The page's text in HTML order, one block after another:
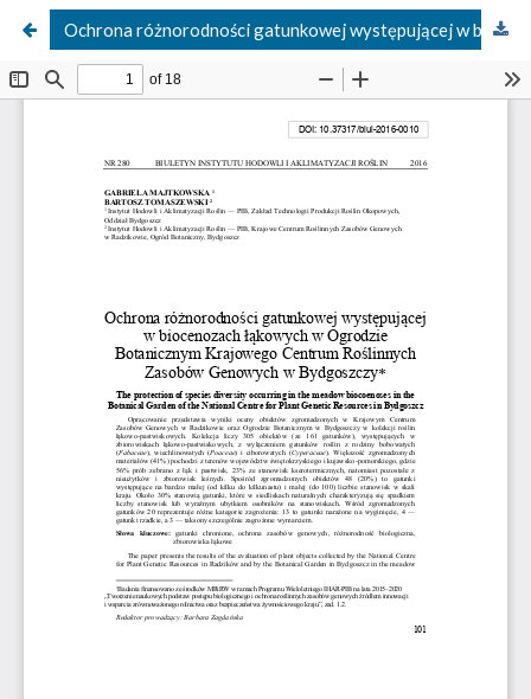
Ochrona różnorodności gatunkowej występującej w biocenozach łąkowych w Ogrodzie Botanicznym Krajowego Centrum Roślinnych Zasobów Genowych w Bydgoszczy